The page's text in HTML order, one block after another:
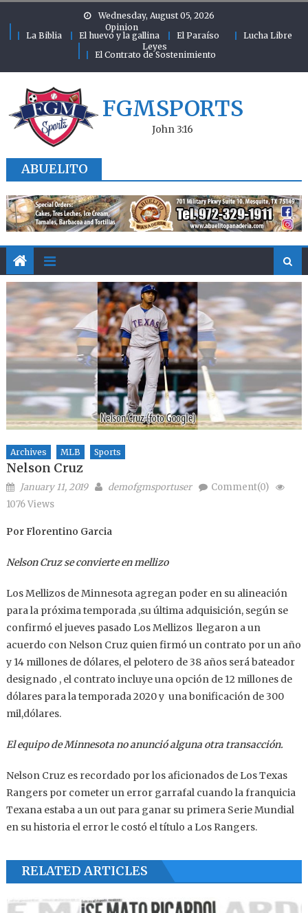
Wednesday, August 05, 2026
Opinion
La Biblia
El huevo y la gallina El Paraíso
Lucha Libre
Leyes
El Contrato de Sostenimiento
FGMSPORTS
John 3:16
ABUELITO
Archives MLB Sports
Nelson Cruz
Posted on
January 11, 2019 Author
demofgmsportuser
Comment(0)
1076 Views
Por Florentino Garcia
Nelson Cruz se convierte en mellizo
Los Mellizos de Minnesota agregan poder en su alineación
para la próxima temporada ,su última adquisición, según se
confirmó el jueves pasado Los Mellizos llegaron a un
acuerdo con Nelson Cruz quien firmó un contrato por un año
y 14 millones de dólares, el pelotero de 38 años será bateador
designado , el contrato incluye una opción de 12 millones de
dólares para la temporada 2020 y una bonificación de 300
mil,dólares.
El equipo de Minnesota no anunció alguna otra transacción.
Nelson Cruz es recordado por los aficionados de Los Texas
Rangers por cometer un error garrafal cuando la franquicia
Texana estaba a un out para ganar su primera Serie Mundial
en su historia el error le costó el título a Los Rangers.
RELATED ARTICLES